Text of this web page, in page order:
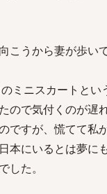
こうから妻が歩い
ミニスカートとい
ので気付くのが遅
ですが、慌てて私
本にいるとは夢に
した。